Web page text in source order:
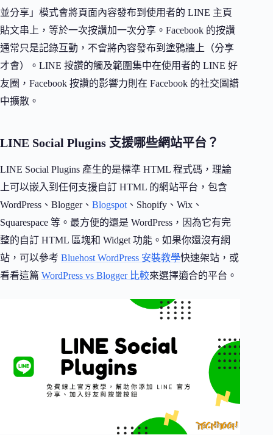
並分享」模式會將頁面內容發布到使用者的 LINE 主頁
貼文串上，等於一次按讚加一次分享。Facebook 的按讚
通常只是記錄互動，不會將內容發布到塗鴉牆上（分享
才會）。LINE 按讚的觸及範圍集中在使用者的 LINE 好
友圈，Facebook 按讚的影響力則在 Facebook 的社交圖譜
中擴散。
LINE Social Plugins 支援哪些網站平台？
LINE Social Plugins 產生的是標準 HTML 程式碼，理論
上可以嵌入到任何支援自訂 HTML 的網站平台，包含
WordPress、Blogger、 Blogspot 、Shopify、Wix、
Squarespace 等。最方便的還是 WordPress，因為它有完
整的自訂 HTML 區塊和 Widget 功能。如果你還沒有網
站，可以參考 Bluehost WordPress 安裝教學快速架站，或
看看這篇 WordPress vs Blogger 比較來選擇適合的平台。